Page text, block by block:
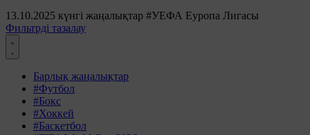
13.10.2025 күнгі жаңалықтар #УЕФА Еуропа Лигасы
Фильтрді тазалау
Барлық жаңалықтар
#Футбол
#Бокс
#Хоккей
#Баскетбол